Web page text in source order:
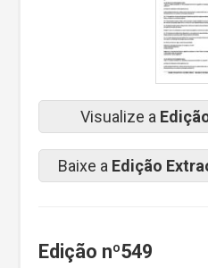
Visualize a
Baixe a Edição
Edição nº549